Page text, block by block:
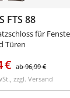
FTS 88
für
Türen
€ ab96,99€
zzgl. Versand